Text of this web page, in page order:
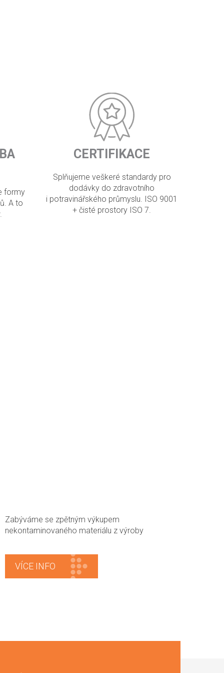
formy
A to
CERTIFIKACE
Splňujeme veškeré standardy pro
dodávky do zdravotního
i potravinářského průmyslu. ISO 9001
+ čisté prostory ISO 7.
Zabýváme se zpětným výkupem
nekontaminovaného materiálu z výroby
VÍCE INFO